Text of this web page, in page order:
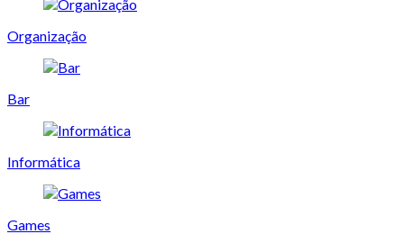
Organização
Bar
Informática
Games